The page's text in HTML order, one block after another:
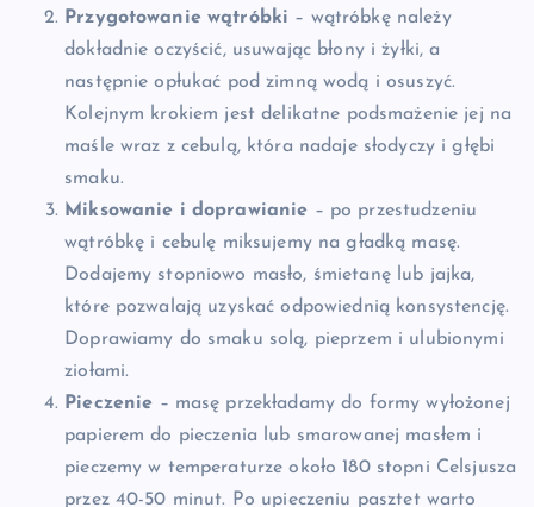
Przygotowanie wątróbki – wątróbkę należy
dokładnie oczyścić, usuwając błony i żyłki, a
następnie opłukać pod zimną wodą i osuszyć.
Kolejnym krokiem jest delikatne podsmażenie jej na
maśle wraz z cebulą, która nadaje słodyczy i głębi
smaku.
Miksowanie i doprawianie – po przestudzeniu
wątróbkę i cebulę miksujemy na gładką masę.
Dodajemy stopniowo masło, śmietanę lub jajka,
które pozwalają uzyskać odpowiednią konsystencję.
Doprawiamy do smaku solą, pieprzem i ulubionymi
ziołami.
Pieczenie – masę przekładamy do formy wyłożonej
papierem do pieczenia lub smarowanej masłem i
pieczemy w temperaturze około 180 stopni Celsjusza
przez 40-50 minut. Po upieczeniu pasztet warto